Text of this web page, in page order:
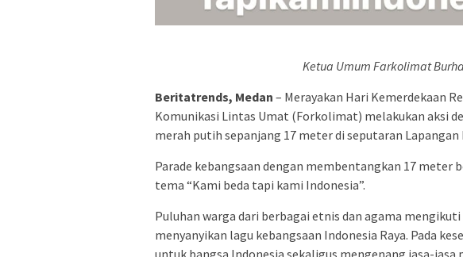
Ketua Umum Farkolimat
Beritatrends, Medan – Merayakan Hari Kemerdekaan
Komunikasi Lintas Umat (Forkolimat) melakukan aksi
merah putih sepanjang 17 meter di seputaran Lapangan
Parade kebangsaan dengan membentangkan 17 meter
tema “Kami beda tapi kami Indonesia”.
Puluhan warga dari berbagai etnis dan agama
menyanyikan lagu kebangsaan Indonesia Raya. Pada